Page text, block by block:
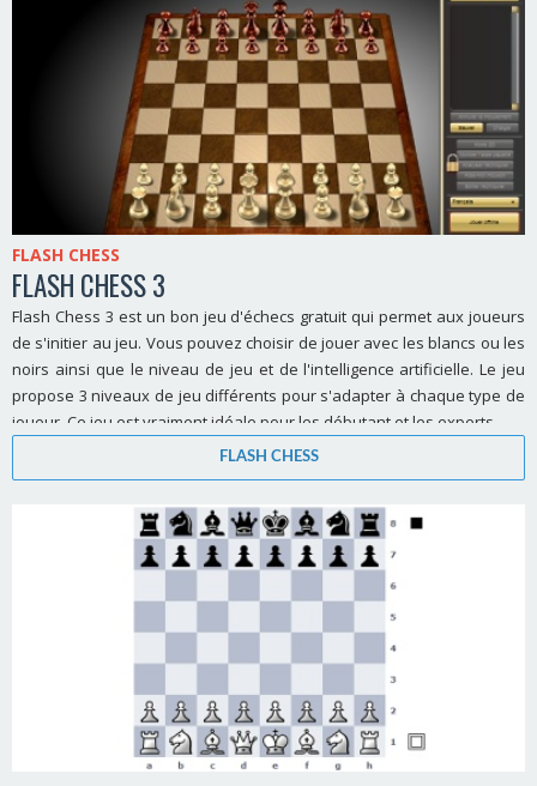
FLASH CHESS
FLASH CHESS 3
Flash Chess 3 est un bon jeu d'échecs gratuit qui permet aux joueurs
de s'initier au jeu. Vous pouvez choisir de jouer avec les blancs ou les
noirs ainsi que le niveau de jeu et de l'intelligence artificielle. Le jeu
propose 3 niveaux de jeu différents pour s'adapter à chaque type de
joueur. Ce jeu est vraiment idéale pour les débutant et les experts.
FLASH CHESS